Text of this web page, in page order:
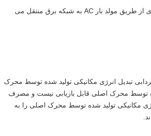
دینامومتر SLYD بارگیری بازخورد تبدیل فرکانس AC را تصویب می کند و انرژی بارگیری از طریق مولد بار AC به شبکه برق منتقل می
تبدیل انرژی مکانیکی تولید شده توسط محرک
توسط محرک اصلی قابل بازیابی نیست و مصرف
مکانیکی تولید شده توسط محرک اصلی را به